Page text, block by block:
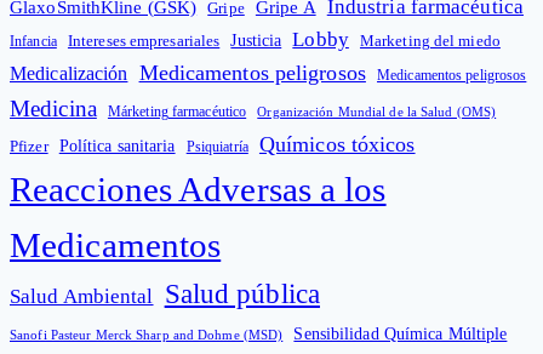
GlaxoSmithKline (GSK) Gripe Gripe A Industria farmacéutica
Infancia Intereses empresariales Justicia Lobby Marketing del miedo
Medicalización Medicamentos peligrosos Medicamentos peligrosos
Medicina Márketing farmacéutico Organización Mundial de la Salud (OMS)
Pfizer Política sanitaria Psiquiatría Químicos tóxicos
Reacciones Adversas a los
Medicamentos
Salud Ambiental Salud pública
Sanofi Pasteur Merck Sharp and Dohme (MSD) Sensibilidad Química Múltiple